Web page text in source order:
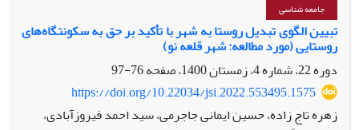
جامعه شناسی
تبیین الگوی تبدیل روستا به شهر با تأکید بر حق به سکونتگاه‌های‌
روستایی (مورد مطالعه: شهر قلعه نو)
دوره 22، شماره 4، زمستان 1400، صفحه
76-97
https://doi.org/10.22034/jsi.2022.553495.1575
زهره تاج زاده، حسین ایمانی جاجرمی، سید احمد فیروزآبادی،